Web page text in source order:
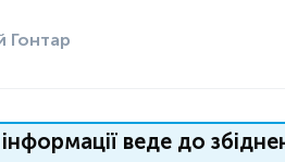
Гонтар
веде до